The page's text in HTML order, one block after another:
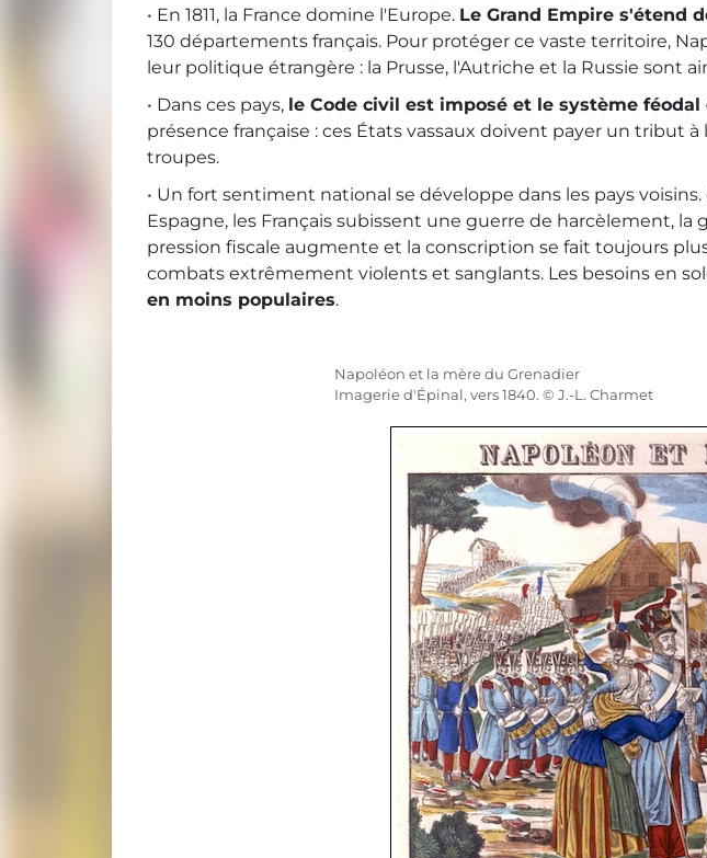
• En 1811, la France domine l'Europe. Le Grand Empire s'étend
130 départements français. Pour protéger ce vaste territoire,
leur politique étrangère : la Prusse, l'Autriche et la Russie sont
• Dans ces pays, le Code civil est imposé et le système féodal
présence française : ces États vassaux doivent payer un tribut
troupes.
• Un fort sentiment national se développe dans les pays
Espagne, les Français subissent une guerre de harcèlement, la
pression fiscale augmente et la conscription se fait toujours
combats extrêmement violents et sanglants. Les besoins en
en moins populaires.
Napoléon et la mère du Grenadier
Imagerie d'Épinal, vers 1840. © J.-L. Charmet